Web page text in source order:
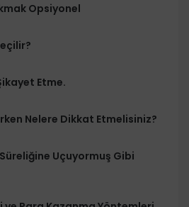
Opsiyonel
Etme.
Nelere Dikkat Etmelisiniz?
Uçuyormuş Gibi